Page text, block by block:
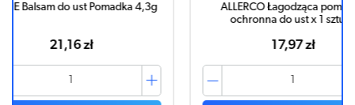
4,3g
ALLERCO Łagodząca pomadka
ochronna do ust x 1 sztuka
CERA+